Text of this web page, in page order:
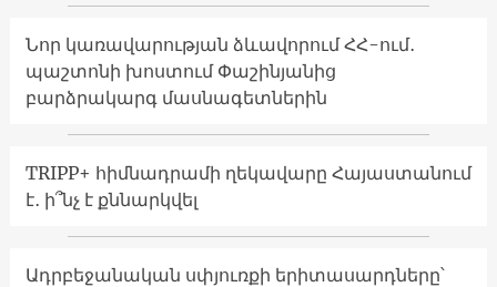
Նոր կառավարության ձևավորում ՀՀ-ում․
պաշտոնի խոստում Փաշինյանից
բարձրակարգ մասնագետներին
TRIPP+ հիմնադրամի ղեկավարը Հայաստանում
է․ ի՞նչ է քննարկվել
Ադրբեջանական սփյուռքի երիտասարդները՝